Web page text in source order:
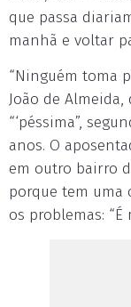
que passa
manhã e voltar
“Ninguém toma
João de Almeida,
“‘péssima”,
anos. O
em outro bairro
porque tem uma
os problemas: “É